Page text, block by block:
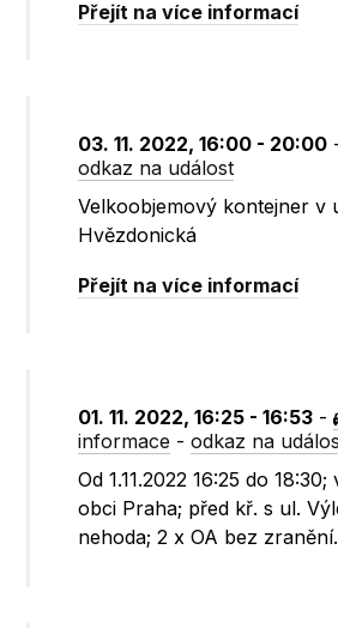
Přejít na více informací
03. 11. 2022, 16:00 - 20:00
odkaz na událost
Velkoobjemový kontejner v
Hvězdonická
Přejít na více informací
01. 11. 2022, 16:25 - 16:53 -
informace -odkaz na
Od 1.11.2022 16:25 do
obci Praha; před kř. s ul.
nehoda; 2 x OA bez zranění.